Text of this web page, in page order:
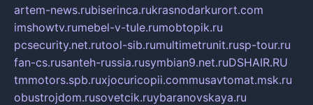
artem-news.rubiserinca.rukrasnodarkurort.com
imshowtv.rumebel-v-tule.rumobtopik.ru
pcsecurity.net.rutool-sib.rumultimetrunit.rusp-tour.ru
fan-cs.rusanteh-russia.rusymbian9.net.ruDSHAIR.RU
tmmotors.spb.ruxjocuricopii.commusavtomat.msk.ru
obustrojdom.rusovetcik.ruybaranovskaya.ru